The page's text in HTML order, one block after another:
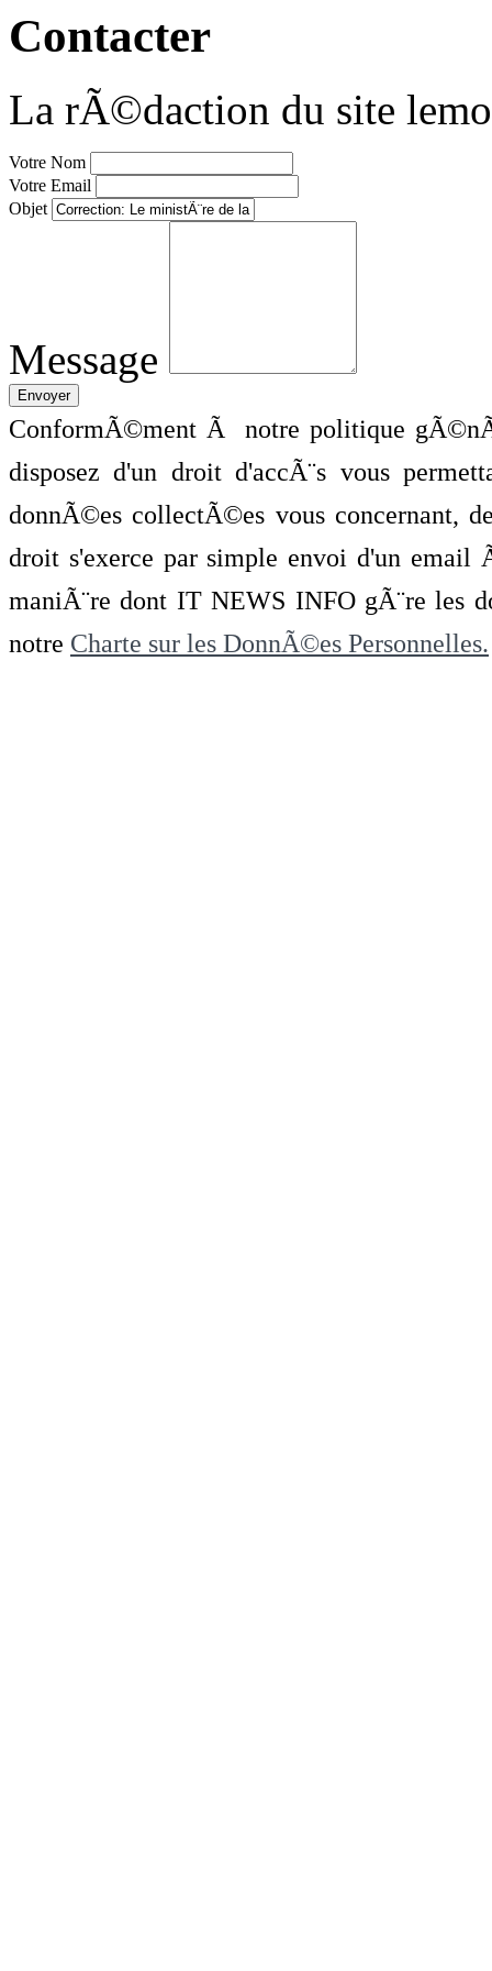
Contacter
La rÃ©daction du site
Votre Nom
Votre Email
Objet
Message
ConformÃ©ment Ã notre politique
disposez d'un droit d'accÃ¨s vous
donnÃ©es collectÃ©es vous concernant,
droit s'exerce par simple envoi d'un
maniÃ¨re dont IT NEWS INFO gÃ¨re les
notre Charte sur les DonnÃ©es Personnelles.